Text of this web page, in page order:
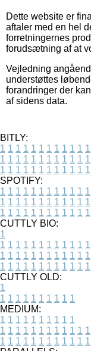
Dette website er
aftaler med en hel
forretningernes
forudsætning af at
Vejledning
understøttes
forandringer der
af sidens data.
BITLY:
1 1 1 1 1 1 1 1 1 1 1 1
1 1 1 1 1 1 1 1 1 1 1 1
1 1 1 1 1 1 1 1 1 1 1 1
SPOTIFY:
1 1 1 1 1 1 1 1 1 1 1 1
1 1 1 1 1 1 1 1 1 1 1 1
1 1 1 1 1 1 1 1 1 1 1 1
CUTTLY BIO:
1
1 1 1 1 1 1 1 1 1 1 1 1
1 1 1 1 1 1 1 1 1 1 1 1
1 1 1 1 1 1 1 1 1 1 1 1
CUTTLY OLD:
1
1 1 1 1 1 1 1 1 1 1
MEDIUM:
1 1 1 1 1 1 1 1 1 1
1 1 1 1 1 1 1 1 1 1 1 1
1 1 1 1 1 1 1 1 1 1 1 1